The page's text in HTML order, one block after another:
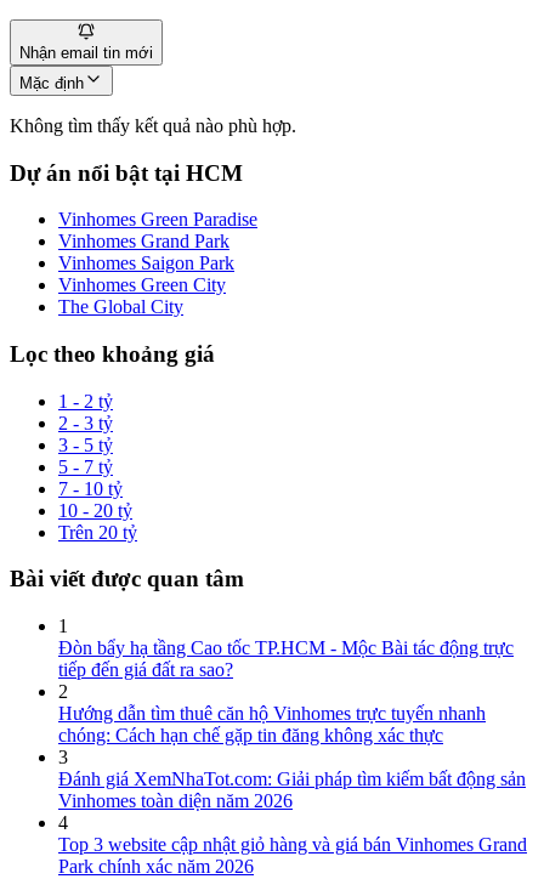
Nhận email tin mới
Mặc định
Không tìm thấy kết quả nào phù hợp.
Dự án nổi bật tại HCM
Vinhomes Green Paradise
Vinhomes Grand Park
Vinhomes Saigon Park
Vinhomes Green City
The Global City
Lọc theo khoảng giá
1 - 2 tỷ
2 - 3 tỷ
3 - 5 tỷ
5 - 7 tỷ
7 - 10 tỷ
10 - 20 tỷ
Trên 20 tỷ
Bài viết được quan tâm
1
Đòn bẩy hạ tầng Cao tốc TP.HCM - Mộc Bài tác động trực
tiếp đến giá đất ra sao?
2
Hướng dẫn tìm thuê căn hộ Vinhomes trực tuyến nhanh
chóng: Cách hạn chế gặp tin đăng không xác thực
3
Đánh giá XemNhaTot.com: Giải pháp tìm kiếm bất động sản
Vinhomes toàn diện năm 2026
4
Top 3 website cập nhật giỏ hàng và giá bán Vinhomes Grand
Park chính xác năm 2026